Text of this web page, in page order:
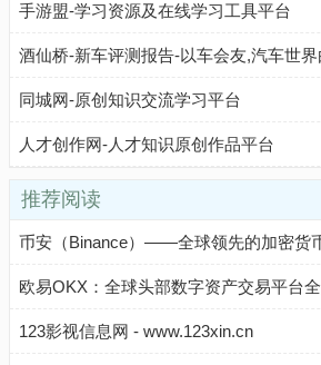
手游盟-学习资源及在线学习工具平台
酒仙桥-新车评测报告-以车会友,汽车世
同城网-原创知识交流学习平台
人才创作网-人才知识原创作品平台
推荐阅读
123影视信息网 - www.123xin.cn